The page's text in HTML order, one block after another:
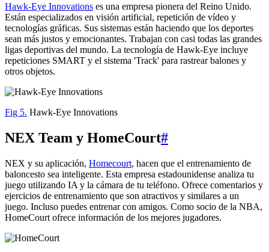
Hawk-Eye Innovations es una empresa pionera del Reino Unido.
Están especializados en visión artificial, repetición de vídeo y
tecnologías gráficas. Sus sistemas están haciendo que los deportes
sean más justos y emocionantes. Trabajan con casi todas las grandes
ligas deportivas del mundo. La tecnología de Hawk-Eye incluye
repeticiones SMART y el sistema 'Track' para rastrear balones y
otros objetos.
Fig 5. Hawk-Eye Innovations
NEX Team y HomeCourt#
NEX y su aplicación, Homecourt, hacen que el entrenamiento de
baloncesto sea inteligente. Esta empresa estadounidense analiza tu
juego utilizando IA y la cámara de tu teléfono. Ofrece comentarios y
ejercicios de entrenamiento que son atractivos y similares a un
juego. Incluso puedes entrenar con amigos. Como socio de la NBA,
HomeCourt ofrece información de los mejores jugadores.